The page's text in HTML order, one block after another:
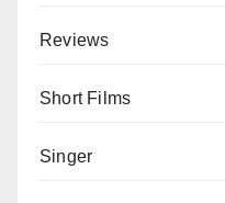
Reviews
Short Films
Singer